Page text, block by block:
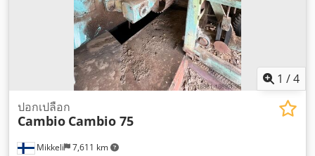
1 /4
Mikkeli 7,611 km
ปอกเปลือก
Cambio Cambio 75